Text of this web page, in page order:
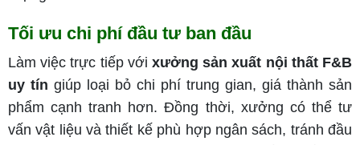
Tối ưu chi phí đầu tư ban đầu
Làm việc trực tiếp với xưởng sản xuất nội thất F&B
uy tín giúp loại bỏ chi phí trung gian, giá thành sản
phẩm cạnh tranh hơn. Đồng thời, xưởng có thể tư
vấn vật liệu và thiết kế phù hợp ngân sách, tránh đầu